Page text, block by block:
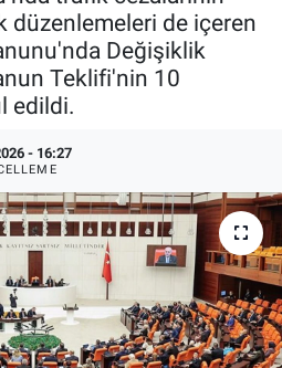
düzenlemeleri de içeren
Değişiklik
Teklifi'nin 10
edildi.
- 16:27